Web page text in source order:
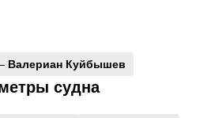
Валериан Куйбышев
судна